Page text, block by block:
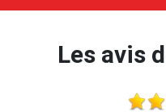
Les avis